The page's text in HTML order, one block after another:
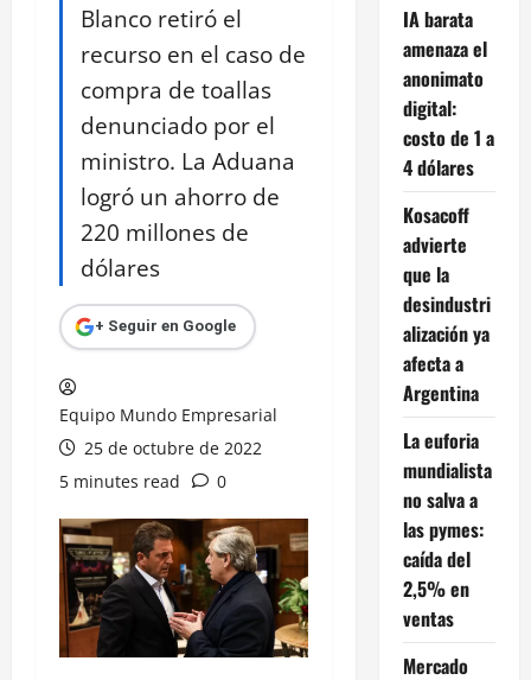
Blanco retiró el
recurso en el caso de
compra de toallas
denunciado por el
ministro. La Aduana
logró un ahorro de
220 millones de
dólares
+ Seguir en Google
Equipo Mundo Empresarial
25 de octubre de 2022
5 minutes read
0
IA barata
amenaza el
anonimato
digital:
costo de 1 a
4 dólares
Kosacoff
advierte
que la
desindustri
alización ya
afecta a
Argentina
La euforia
mundialista
no salva a
las pymes:
caída del
2,5% en
ventas
Mercado